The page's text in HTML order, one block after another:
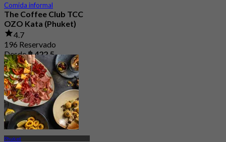
Comida informal
The Coffee Club TCC
OZO Kata (Phuket)
4.7
196 Reservado
Desde฿ 422.5
Phuket